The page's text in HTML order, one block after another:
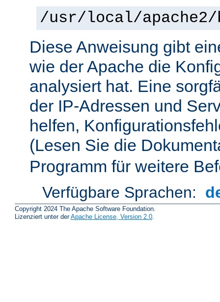
/usr/local/
Diese Anweisung gibt
wie der Apache die
analysiert hat. Eine
der IP-Adressen und
helfen,
(Lesen Sie die
Programm für weitere
Verfügbare Sprachen:
Copyright 2024 The Apache Software Foundation.
Lizenziert unter derApache License, Version 2.0.